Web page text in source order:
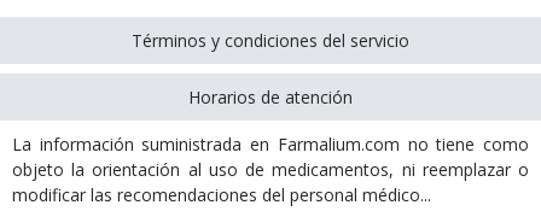
Términos y condiciones del servicio
Horarios de atención
La información suministrada en Farmalium.com no tiene como
objeto la orientación al uso de medicamentos, ni reemplazar o
modificar las recomendaciones del personal médico...